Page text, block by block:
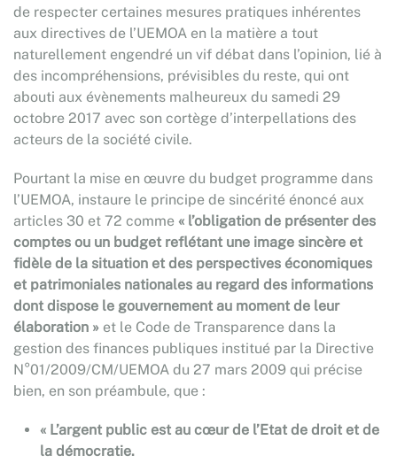
de respecter certaines mesures pratiques inhérentes
aux directives de l’UEMOA en la matière a tout
naturellement engendré un vif débat dans l’opinion, lié à
des incompréhensions, prévisibles du reste, qui ont
abouti aux évènements malheureux du samedi 29
octobre 2017 avec son cortège d’interpellations des
acteurs de la société civile.
Pourtant la mise en œuvre du budget programme dans
l’UEMOA, instaure le principe de sincérité énoncé aux
articles 30 et 72 comme « l’obligation de présenter des
comptes ou un budget reflétant une image sincère et
fidèle de la situation et des perspectives économiques
et patrimoniales nationales au regard des informations
dont dispose le gouvernement au moment de leur
élaboration » et le Code de Transparence dans la
gestion des finances publiques institué par la Directive
N°01/2009/CM/UEMOA du 27 mars 2009 qui précise
bien, en son préambule, que :
« L’argent public est au cœur de l’Etat de droit et de
la démocratie.